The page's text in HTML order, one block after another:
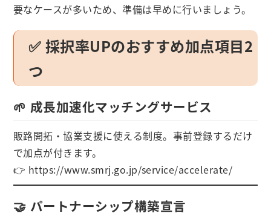
要なケースが多いため、準備は早めに行いましょう。
✅ 採択率UPのおすすめ加点項目2
つ
🌱 成長加速化マッチングサービス
販路開拓・協業支援に使える制度。事前登録するだけ
で加点が付きます。
👉 https://www.smrj.go.jp/service/accelerate/
🤝 パートナーシップ構築宣言